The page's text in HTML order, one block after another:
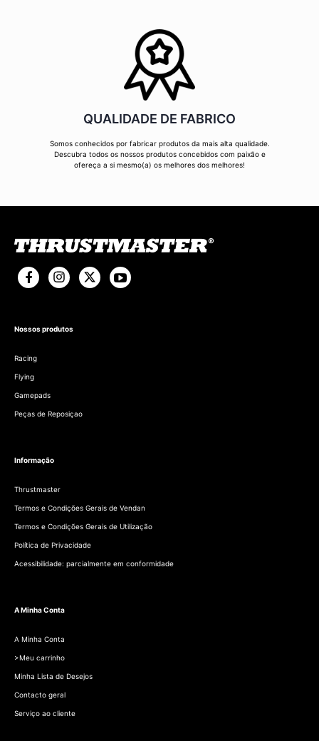
QUALIDADE DE FABRICO
Somos conhecidos por fabricar produtos da mais alta qualidade.
Descubra todos os nossos produtos concebidos com paixão e
ofereça a si mesmo(a) os melhores dos melhores!
Nossos produtos
Racing
Flying
Gamepads
Peças de Reposiçao
Informação
Thrustmaster
Termos e Condições Gerais de Vendan
Termos e Condições Gerais de Utilização
Política de Privacidade
Acessibilidade: parcialmente em conformidade
A Minha Conta
A Minha Conta
>Meu carrinho
Minha Lista de Desejos
Contacto geral
Serviço ao cliente